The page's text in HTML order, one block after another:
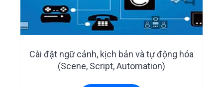
Cài đặt ngữ cảnh, kịch bản và tự động hóa
(Scene, Script, Automation)